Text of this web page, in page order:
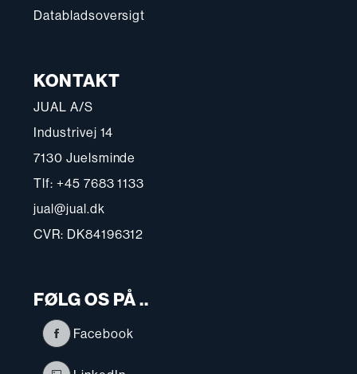
Databladsoversigt
KONTAKT
JUAL A/S
Industrivej 14
7130 Juelsminde
Tlf: +45 7683 1133
jual@jual.dk
CVR: DK84196312
FØLG OS PÅ ..
Facebook